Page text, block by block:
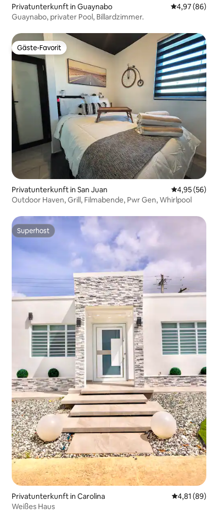
Privatunterkunft in Guaynabo
4,97 (86)
Guaynabo, privater Pool, Billardzimmer.
Gäste-Favorit
Gäste-Favorit
Privatunterkunft in San Juan
4,95 (56)
Outdoor Haven, Grill, Filmabende, Pwr Gen, Whirlpool
Superhost
Superhost
Privatunterkunft in Carolina
4,81 (89)
Weißes Haus